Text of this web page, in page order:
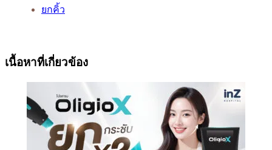
ยกคิ้ว
เนื้อหาที่เกี่ยวข้อง